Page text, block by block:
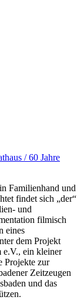
/ 60 Jahre
Familienhand und
findet sich „der“
und
filmisch
eines
dem Projekt
e.V., ein kleiner
Projekte zur
Zeitzeugen
und das